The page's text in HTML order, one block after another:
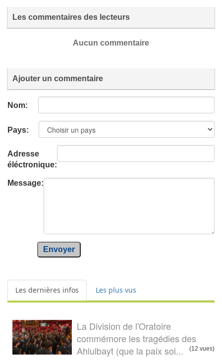
Les commentaires des lecteurs
Aucun commentaire
Ajouter un commentaire
Nom:
Pays:
Adresse
éléctronique:
Message:
Envoyer
Les dernières infos Les plus vus
La Division de l'Oratoire
commémore les tragédies des
Ahlulbayt (que la paix soi...
(12 vues)